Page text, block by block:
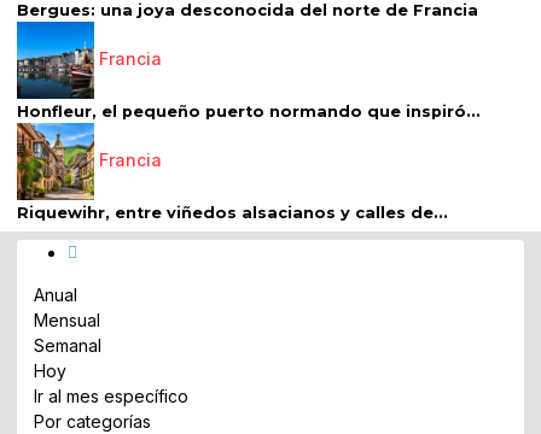
Bergues: una joya desconocida del norte de Francia
Francia
Honfleur, el pequeño puerto normando que inspiró...
Francia
Riquewihr, entre viñedos alsacianos y calles de...
Anual
Mensual
Semanal
Hoy
Ir al mes específico
Por categorías